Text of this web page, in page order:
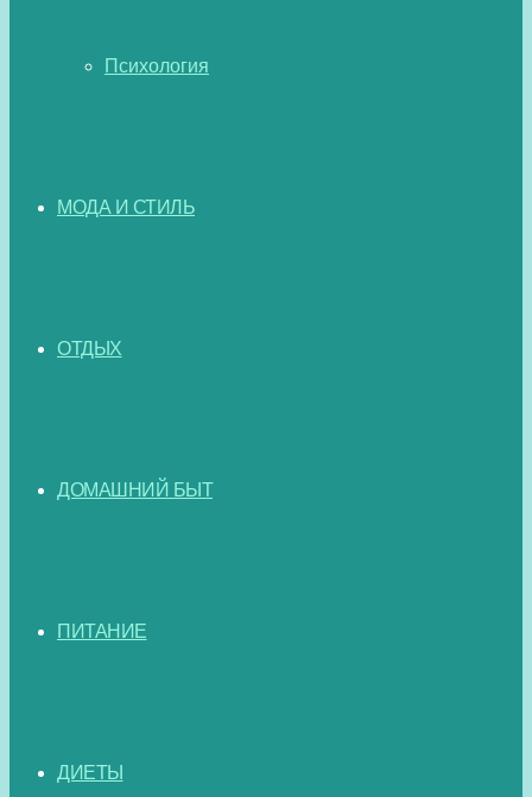
Психология
МОДА И СТИЛЬ
ОТДЫХ
ДОМАШНИЙ БЫТ
ПИТАНИЕ
ДИЕТЫ